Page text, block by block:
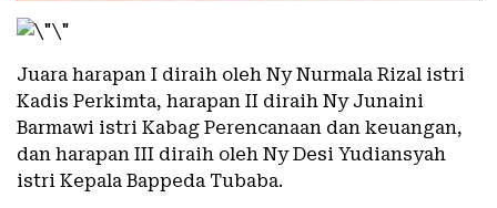
Juara harapan I diraih oleh Ny Nurmala Rizal istri
Kadis Perkimta, harapan II diraih Ny Junaini
Barmawi istri Kabag Perencanaan dan keuangan,
dan harapan III diraih oleh Ny Desi Yudiansyah
istri Kepala Bappeda Tubaba.